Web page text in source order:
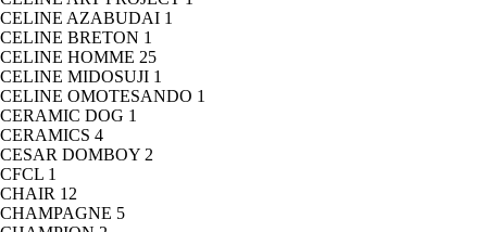
CELINE AZABUDAI 1
CELINE BRETON 1
CELINE HOMME 25
CELINE MIDOSUJI 1
CELINE OMOTESANDO 1
CERAMIC DOG 1
CERAMICS 4
CESAR DOMBOY 2
CFCL 1
CHAIR 12
CHAMPAGNE 5